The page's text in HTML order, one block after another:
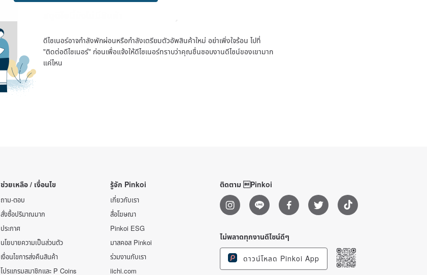
ดีไซเนอร์อาจกำลังพักผ่อนหรือกำลังเตรียมตัวอัพสินค้าใหม่ อย่าเพิ่งใจร้อน ไปที่
"ติดต่อดีไซเนอร์" ก่อนเพื่อแจ้งให้ดีไซเนอร์ทราบว่าคุณชื่นชอบงานดีไซน์ของเขามาก
แค่ไหน
ช่วยเหลือ / เงื่อนไข
ถาม-ตอบ
สั่งซื้อปริมาณมาก
ประกาศ
นโยบายความเป็นส่วนตัว
เงื่อนไขการส่งคืนสินค้า
โปรแกรมสมาชิกและ P Coins
รู้จัก Pinkoi
เกี่ยวกับเรา
สื่อโฆษณา
Pinkoi ESG
มาสคอส Pinkoi
ร่วมงานกับเรา
iichi.com
ติดตาม Pinkoi
ไม่พลาดทุกงานดีไซน์ดีๆ
ดาวน์โหลด Pinkoi App